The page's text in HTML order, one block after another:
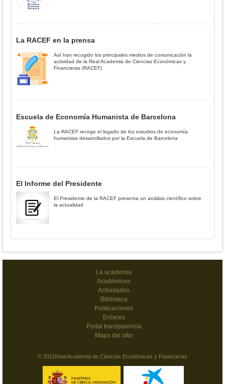
La RACEF en la prensa
Así han recogido los principales medios de comunicación la
actividad de la Real Academia de Ciencias Económicas y
Financieras (RACEF)
Escuela de Economía Humanista de Barcelona
La RACEF recoge el legado de los estudios de economía
humanista desarrollados por la Escuela de Barcelona
El Informe del Presidente
El Presidente de la RACEF presenta un análisis científico sobre
la actualidad
La academia
Académicos
Actividades
Biblioteca
Publicaciones
Enlaces
Portal transparencia
Mapa del sitio
© 2011Real Academia de Ciencias Económicas y Financieras